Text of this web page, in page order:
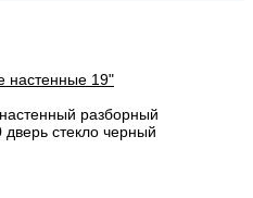
настенные 19"
разборный
стекло черный